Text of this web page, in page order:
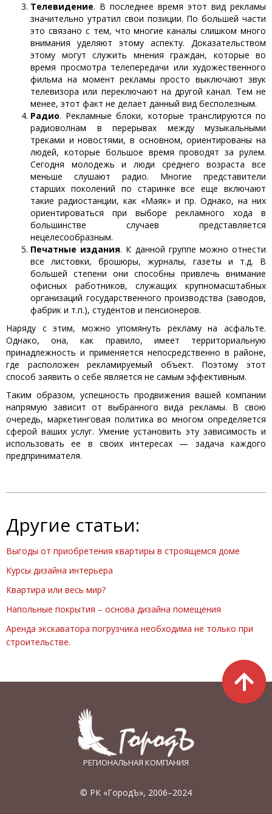
Телевидение. В последнее время этот вид рекламы
значительно утратил свои позиции. По большей части
это связано с тем, что многие каналы слишком много
внимания уделяют этому аспекту. Доказательством
этому могут служить мнения граждан, которые во
время просмотра телепередачи или художественного
фильма на момент рекламы просто выключают звук
телевизора или переключают на другой канал. Тем не
менее, этот факт не делает данный вид бесполезным.
Радио. Рекламные блоки, которые транслируются по
радиоволнам в перерывах между музыкальными
треками и новостями, в основном, ориентированы на
людей, которые большое время проводят за рулем.
Сегодня молодежь и люди среднего возраста все
меньше слушают радио. Многие представители
старших поколений по старинке все еще включают
такие радиостанции, как «Маяк» и пр. Однако, на них
ориентироваться при выборе рекламного хода в
большинстве случаев представляется
нецелесообразным.
Печатные издания. К данной группе можно отнести
все листовки, брошюры, журналы, газеты и т.д. В
большей степени они способны привлечь внимание
офисных работников, служащих крупномасштабных
организаций государственного производства (заводов,
фабрик и т.п.), студентов и пенсионеров.
Наряду с этим, можно упомянуть рекламу на асфальте.
Однако, она, как правило, имеет территориальную
принадлежность и применяется непосредственно в районе,
где расположен рекламируемый объект. Поэтому этот
способ заявить о себе является не самым эффективным.
Таким образом, успешность продвижения вашей компании
напрямую зависит от выбранного вида рекламы. В свою
очередь, маркетинговая политика во многом определяется
сферой ваших услуг. Умение установить эту зависимость и
использовать ее в своих интересах — задача каждого
предпринимателя.
Другие статьи:
Выгоды от приобретения квартиры в строящемся доме
Курсы дизайна интерьера
Квартира или весь мир?
Напольные покрытия – основа дизайна помещения
Аренда экскаватора погрузчика необходима не только при
строительстве.
РЕГИОНАЛЬНАЯ КОМПАНИЯ
© РК «ГородЪ», 2006–2024